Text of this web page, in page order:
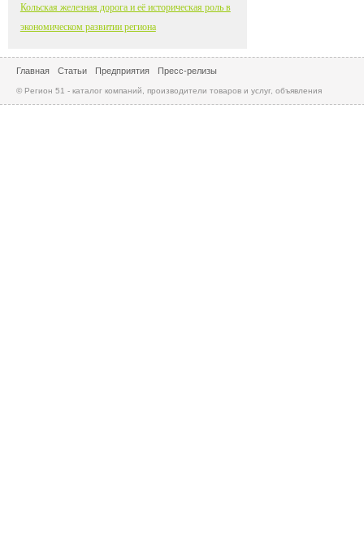
Кольская железная дорога и её историческая роль в
экономическом развитии региона
Главная Статьи Предприятия Пресс-релизы
© Регион 51 - каталог компаний, производители товаров и услуг, объявления